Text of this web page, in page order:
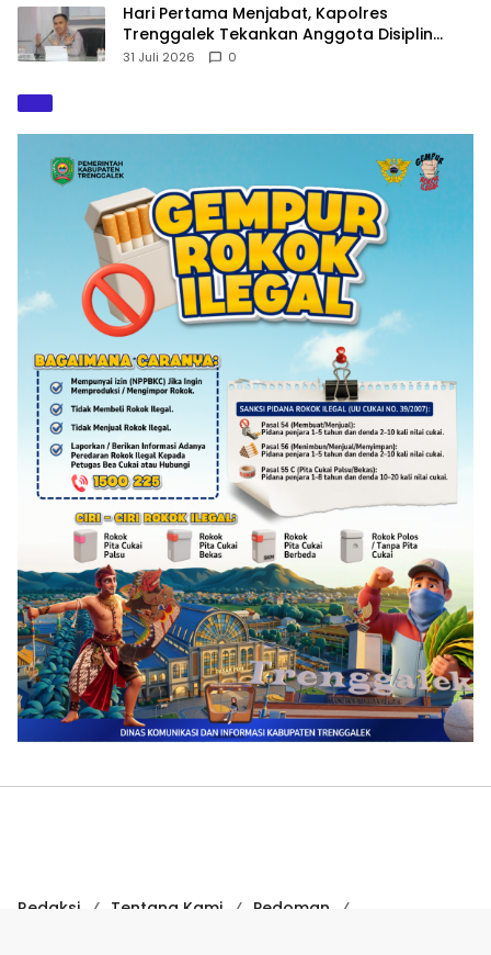
Hari Pertama Menjabat, Kapolres
Trenggalek Tekankan Anggota Disiplin
Hindari Pelanggaran
31 Juli 2026 0
Redaksi Tentang Kami
Pedoman